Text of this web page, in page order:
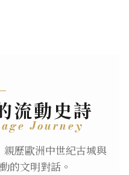
流動史詩
Journey
歷歐洲中世紀古城與
的文明對話。